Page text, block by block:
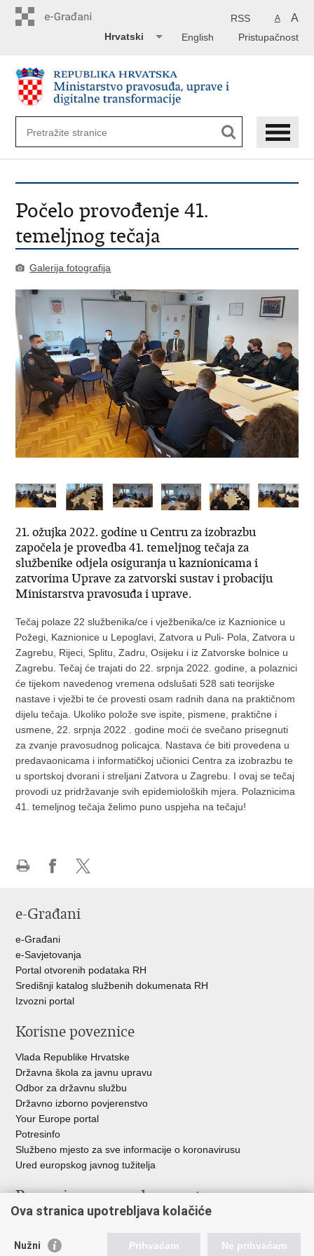
A A
RSS
Pristupačnost
English
Hrvatski
Počelo provođenje 41.
temeljnog tečaja
Galerija fotografija
21. ožujka 2022. godine u Centru za izobrazbu
započela je provedba 41. temeljnog tečaja za
službenike odjela osiguranja u kaznionicama i
zatvorima Uprave za zatvorski sustav i probaciju
Ministarstva pravosuđa i uprave.
Tečaj polaze 22 službenika/ce i vježbenika/ce iz Kaznionice u
Požegi, Kaznionice u Lepoglavi, Zatvora u Puli- Pola, Zatvora u
Zagrebu, Rijeci, Splitu, Zadru, Osijeku i iz Zatvorske bolnice u
Zagrebu. Tečaj će trajati do 22. srpnja 2022. godine, a polaznici
će tijekom navedenog vremena odslušati 528 sati teorijske
nastave i vježbi te će provesti osam radnih dana na praktičnom
dijelu tečaja. Ukoliko polože sve ispite, pismene, praktične i
usmene, 22. srpnja 2022 . godine moći će svečano prisegnuti
za zvanje pravosudnog policajca. Nastava će biti provedena u
predavaonicama i informatičkoj učionici Centra za izobrazbu te
u sportskoj dvorani i streljani Zatvora u Zagrebu. I ovaj se tečaj
provodi uz pridržavanje svih epidemioloških mjera. Polaznicima
41. temeljnog tečaja želimo puno uspjeha na tečaju!
FacebookuTwitteru
e-Građani
e-Građani
e-Savjetovanja
Portal otvorenih podataka RH
Središnji katalog službenih dokumenata RH
Izvozni portal
Korisne poveznice
Vlada Republike Hrvatske
Državna škola za javnu upravu
Odbor za državnu službu
Državno izborno povjerenstvo
Your Europe portal
Potresinfo
Službeno mjesto za sve informacije o koronavirusu
Ured europskog javnog tužitelja
Poveznice pravosudnog sustava
Državno odvjetništvo
Ured za suzbijanje korupcije i organiziranog kriminaliteta
Ova stranica upotrebljava kolačiće
Nužni Prihvaćam Ne prihvaćam